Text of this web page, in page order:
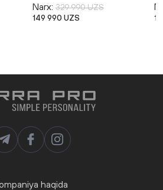
Narx: 329 990 UZS
149 990 UZS
haqida